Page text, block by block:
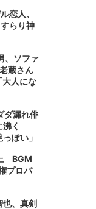
恋人、
らり神
、ソファ
蔵さん
大人にな
ダ漏れ俳
沸く
ぽい」
BGM
プロパ
也、真剣